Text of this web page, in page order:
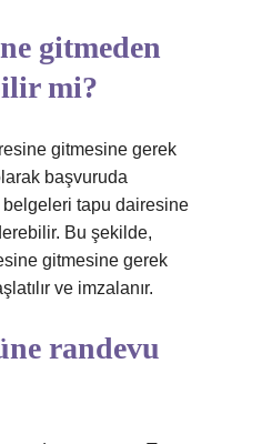
gitmeden
mi?
gitmesine gerek
başvuruda
tapu dairesine
Bu şekilde,
gitmesine gerek
ve imzalanır.
randevu